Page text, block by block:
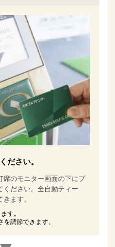
ださい。
席のモニター画面の下にプ
ください。全自動ティー
ます。
す。
調節できます。